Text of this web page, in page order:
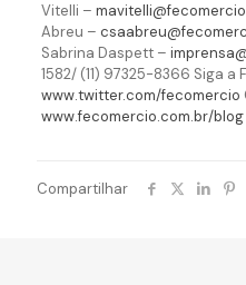
Vitelli –
Abreu –
Sabrina Daspett –
1582/ (11) 97325-8366 Siga
www.twitter.com/fecomercio
www.fecomercio.com.br/blog
Compartilhar